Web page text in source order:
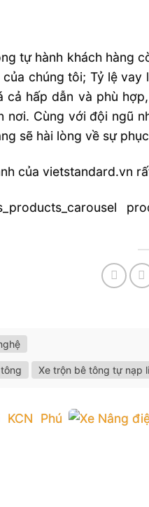
tự hành khách hàng
chúng tôi; Tỷ lệ
cả hấp dẫn và phù
nơi. Cùng với đội ngũ
sẽ hài lòng về sự
của vietstandard.vn
Xe trộn bê tông tự nạp